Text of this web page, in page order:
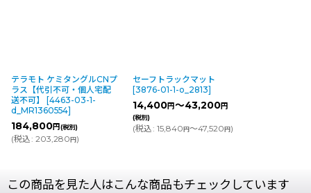
テラモト ケミタングルCNプ
ラス【代引不可・個人宅配
送不可】
[4463-03-1-
d_MR1360554]
184,800円(税別)
(税込: 203,280円)
セーフトラックマット
[3876-01-1-o_2813]
14,400円～43,200円
(税別)
(税込: 15,840円～47,520円)
この商品を見た人はこんな商品もチェックしています